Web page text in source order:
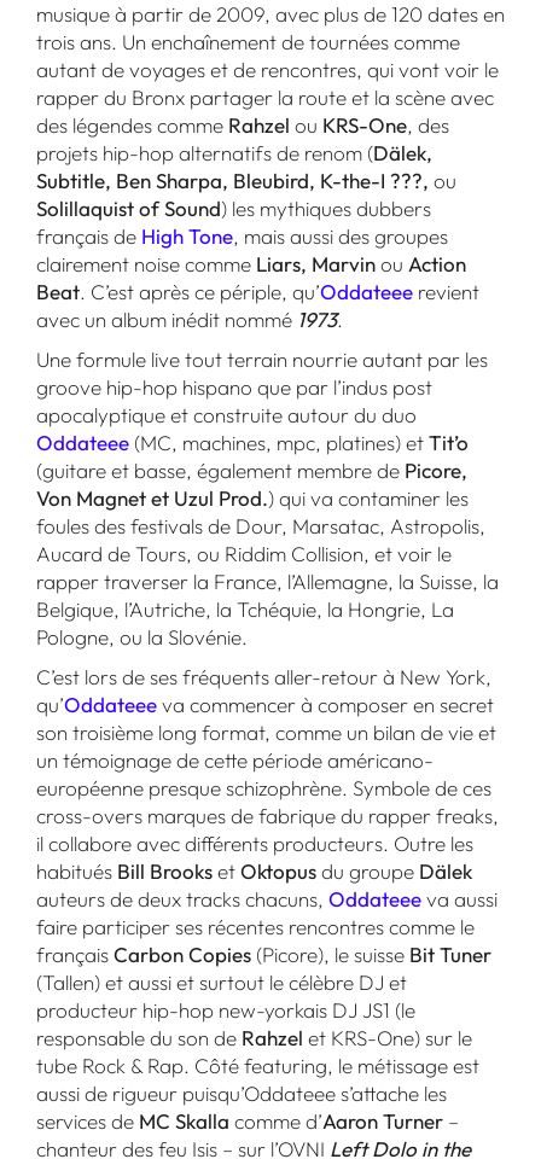
musique à partir de 2009, avec plus de 120 dates en
trois ans. Un enchaînement de tournées comme
autant de voyages et de rencontres, qui vont voir le
rapper du Bronx partager la route et la scène avec
des légendes comme Rahzel ou KRS-One, des
projets hip-hop alternatifs de renom (Dälek,
Subtitle, Ben Sharpa, Bleubird, K-the-I ???, ou
Solillaquist of Sound) les mythiques dubbers
français de High Tone, mais aussi des groupes
clairement noise comme Liars, Marvinou Action
Beat. C’est après ce périple, qu’Oddateee revient
avec un album inédit nommé 1973.
Une formule live tout terrain nourrie autant par les
groove hip-hop hispano que par l’indus post
apocalyptique et construite autour du duo
Oddateee (MC, machines, mpc, platines) etTit’o
(guitare et basse, également membre de Picore,
Von Magnet et Uzul Prod.) qui va contaminer les
foules des festivals de Dour, Marsatac, Astropolis,
Aucard de Tours, ou Riddim Collision, et voir le
rapper traverser la France, l’Allemagne, la Suisse, la
Belgique, l’Autriche, la Tchéquie, la Hongrie, La
Pologne, ou la Slovénie.
C’est lors de ses fréquents aller-retour à New York,
qu’Oddateeeva commencer à composer en secret
son troisième long format, comme un bilan de vie et
un témoignage de cette période américano-
européenne presque schizophrène. Symbole de ces
cross-overs marques de fabrique du rapper freaks,
il collabore avec différents producteurs. Outre les
habitués Bill BrooksetOktopusdu groupe Dälek
auteurs de deux tracks chacuns, Oddateeeva aussi
faire participer ses récentes rencontres comme le
françaisCarbon Copies (Picore), le suisse Bit Tuner
(Tallen) et aussi et surtout le célèbre DJ et
producteur hip-hop new-yorkais DJ JS1 (le
responsable du son de Rahzel et KRS-One) sur le
tube Rock & Rap. Côté featuring, le métissage est
aussi de rigueur puisqu’Oddateee s’attache les
services de MC Skalla comme d’Aaron Turner –
chanteur des feu Isis – sur l’OVNI Left Dolo in the